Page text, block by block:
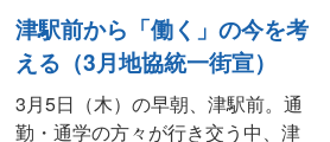
解を深めました。 ■「人への投資」を
起点とした好循環へ 講師には、連
合三重の藤田事務局長を招き、「未
来づくり春闘」の現在...
津駅前から「働く」の今を考
える（3月地協統一街宣）
3月5日（木）の早朝、津駅前。通
勤・通学の方々が行き交う中、津